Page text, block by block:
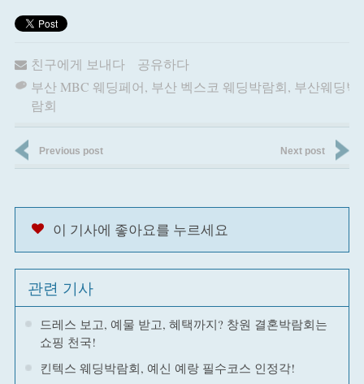
친구에게 보내다
공유하다
부산 MBC 웨딩페어, 부산 벡스코 웨딩박람회, 부산웨딩박
람회
Previous post Next post
이 기사에 좋아요를 누르세요
관련 기사
드레스 보고, 예물 받고, 혜택까지? 창원 결혼박람회는
쇼핑 천국!
킨텍스 웨딩박람회, 예신 예랑 필수코스 인정각!